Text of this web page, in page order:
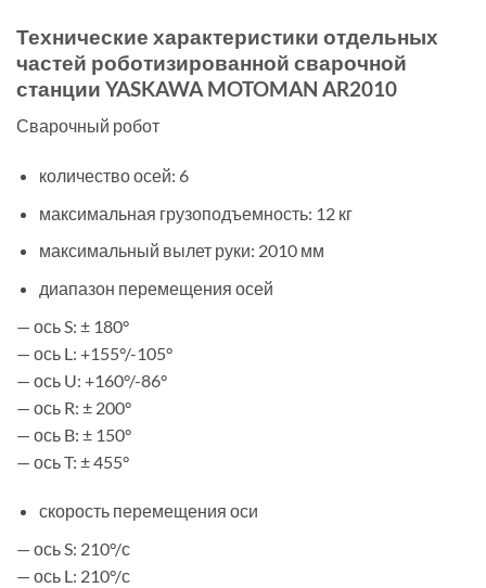
Технические характеристики отдельных
частей роботизированной сварочной
станции YASKAWA MOTOMAN AR2010
Сварочный робот
количество осей: 6
максимальная грузоподъемность: 12 кг
максимальный вылет руки: 2010 мм
диапазон перемещения осей
— ось S: ± 180°
— ось L: +155°/-105°
— ось U: +160°/-86°
— ось R: ± 200°
— ось B: ± 150°
— ось T: ± 455°
скорость перемещения оси
— ось S: 210°/с
— ось L: 210°/с